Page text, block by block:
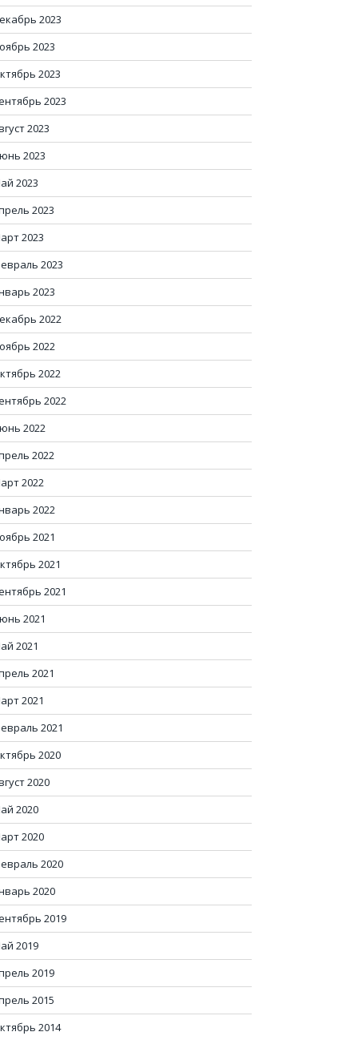
2023
2023
2023
2023
2023
2023
2023
2023
2023
2023
2023
2022
2022
2022
2022
2022
2022
2022
2022
2021
2021
2021
2021
2021
2021
2021
2021
2020
2020
2020
2020
2020
2020
2019
2019
2019
2015
2014